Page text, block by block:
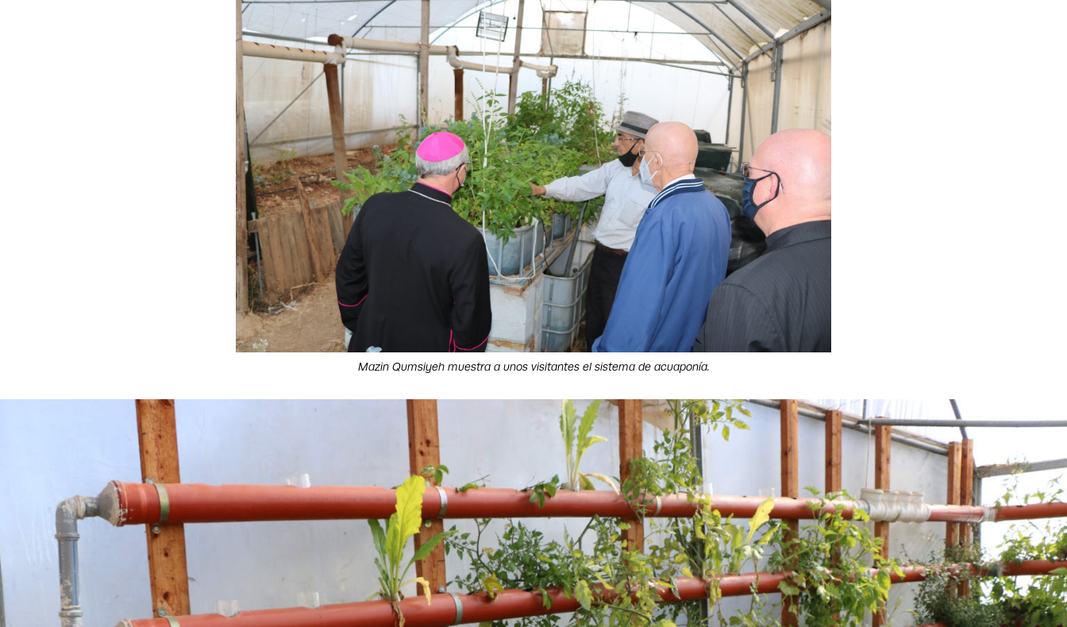
Mazin Qumsiyeh muestra a unos visitantes el sistema de acuaponía.